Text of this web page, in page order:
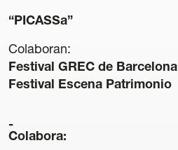
“PICASSa”
Colaboran:
Festival GREC de Barcelona
Festival Escena Patrimonio
Colabora: